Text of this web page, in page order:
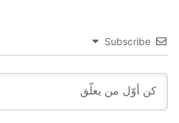
Subscribe